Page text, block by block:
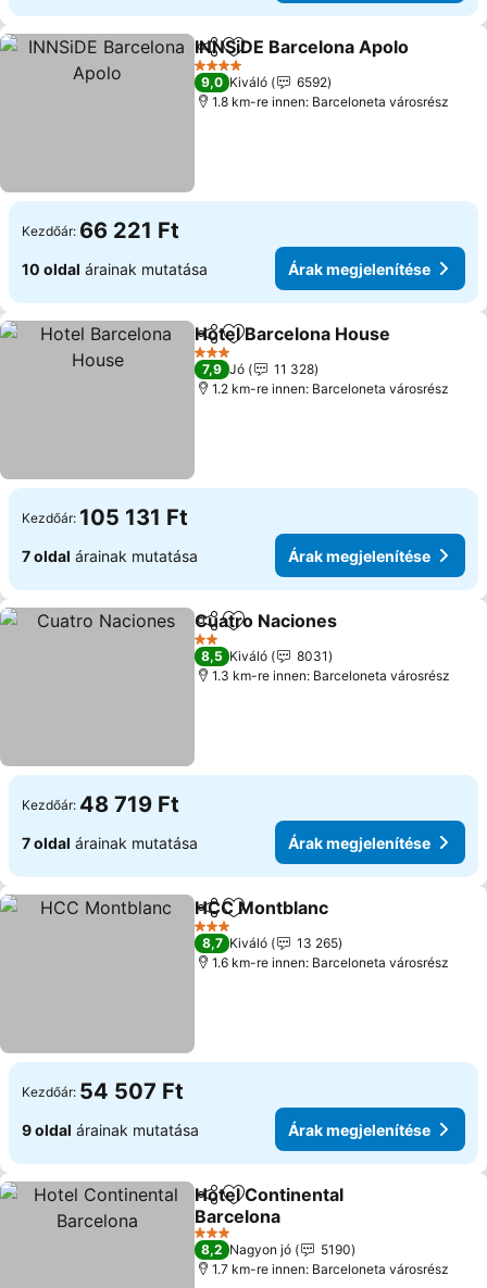
Megosztás
Hozzáadás a kedvencekhez
INNSiDE Barcelona Apolo
4 Kategória
9,0 Kiváló
6592
1.8 km-re innen: Barceloneta városrész
Kezdőár: 66 221 Ft
10 oldal árainak mutatása Árak megjelenítése
Megosztás
Hozzáadás a kedvencekhez
Hotel Barcelona House
3 Kategória
7,9 Jó
11 328
1.2 km-re innen: Barceloneta városrész
Kezdőár: 105 131 Ft
7 oldal árainak mutatása Árak megjelenítése
Megosztás
Hozzáadás a kedvencekhez
Cuatro Naciones
2 Kategória
8,5 Kiváló
8031
1.3 km-re innen: Barceloneta városrész
Kezdőár: 48 719 Ft
7 oldal árainak mutatása Árak megjelenítése
Megosztás
Hozzáadás a kedvencekhez
HCC Montblanc
3 Kategória
8,7 Kiváló
13 265
1.6 km-re innen: Barceloneta városrész
Kezdőár: 54 507 Ft
9 oldal árainak mutatása Árak megjelenítése
Megosztás
Hozzáadás a kedvencekhez
Hotel Continental
Barcelona
Árak megjelenítése
3 Kategória
8,2 Nagyon jó
5190
1.7 km-re innen: Barceloneta városrész